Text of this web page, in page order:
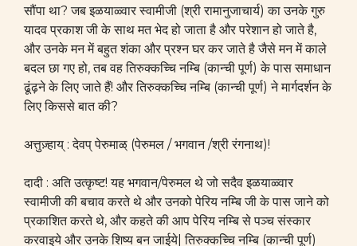
सौंपा था? जब इळयाळ्वार स्वामीजी (श्री रामानुजाचार्य) का उनके गुरु
यादव प्रकाश जी के साथ मत भेद हो जाता है और परेशान हो जाते है,
और उनके मन में बहुत शंका और प्रश्न घर कर जाते है जैसे मन में काले
बदल छा गए हो, तब वह तिरुक्कच्चि नम्बि (कान्ची पूर्ण) के पास समाधान
ढूंढ़ने के लिए जाते हैं! और तिरुक्कच्चि नम्बि (कान्ची पूर्ण) ने मार्गदर्शन के
लिए किससे बात की?
अत्तुज़्हाय् : देवप् पेरुमाळ् (पेरुमल / भगवान /श्री रंगनाथ)!
दादी : अति उत्कृष्ट! यह भगवान/पेरुमल थे जो सदैव इळयाळ्वार
स्वामीजी की बचाव करते थे और उनको पेरिय नम्बि जी के पास जाने को
प्रकाशित करते थे, और कहते की आप पेरिय नम्बि से पञ्च संस्कार
करवाइये और उनके शिष्य बन जाईये| तिरुक्कच्चि नम्बि (कान्ची पूर्ण)